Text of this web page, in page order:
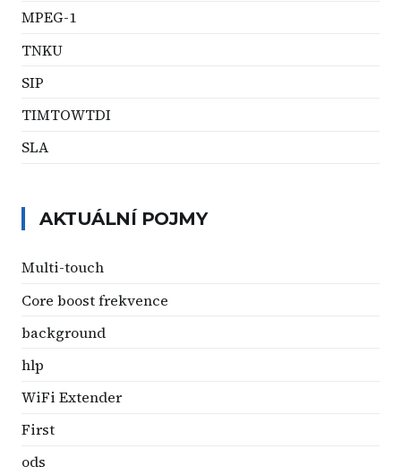
MPEG-1
TNKU
SIP
TIMTOWTDI
SLA
AKTUÁLNÍ POJMY
Multi-touch
Core boost frekvence
background
hlp
WiFi Extender
First
ods